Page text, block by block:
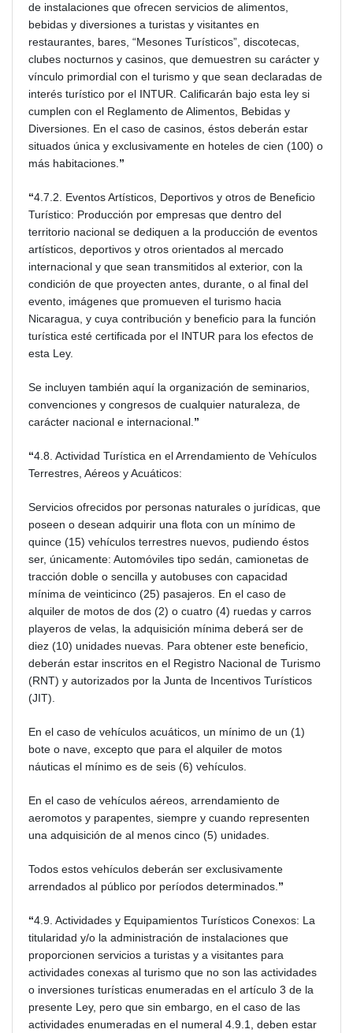
de instalaciones que ofrecen servicios de alimentos,
bebidas y diversiones a turistas y visitantes en
restaurantes, bares, “Mesones Turísticos”, discotecas,
clubes nocturnos y casinos, que demuestren su carácter y
vínculo primordial con el turismo y que sean declaradas de
interés turístico por el INTUR. Calificarán bajo esta ley si
cumplen con el Reglamento de Alimentos, Bebidas y
Diversiones. En el caso de casinos, éstos deberán estar
situados única y exclusivamente en hoteles de cien (100) o
más habitaciones. ”
“4.7.2. Eventos Artísticos, Deportivos y otros de Beneficio
Turístico: Producción por empresas que dentro del
territorio nacional se dediquen a la producción de eventos
artísticos, deportivos y otros orientados al mercado
internacional y que sean transmitidos al exterior, con la
condición de que proyecten antes, durante, o al final del
evento, imágenes que promueven el turismo hacia
Nicaragua, y cuya contribución y beneficio para la función
turística esté certificada por el INTUR para los efectos de
esta Ley.
Se incluyen también aquí la organización de seminarios,
convenciones y congresos de cualquier naturaleza, de
carácter nacional e internacional. ”
“4.8. Actividad Turística en el Arrendamiento de Vehículos
Terrestres, Aéreos y Acuáticos:
Servicios ofrecidos por personas naturales o jurídicas, que
poseen o desean adquirir una flota con un mínimo de
quince (15) vehículos terrestres nuevos, pudiendo éstos
ser, únicamente: Automóviles tipo sedán, camionetas de
tracción doble o sencilla y autobuses con capacidad
mínima de veinticinco (25) pasajeros. En el caso de
alquiler de motos de dos (2) o cuatro (4) ruedas y carros
playeros de velas, la adquisición mínima deberá ser de
diez (10) unidades nuevas. Para obtener este beneficio,
deberán estar inscritos en el Registro Nacional de Turismo
(RNT) y autorizados por la Junta de Incentivos Turísticos
(JIT).
En el caso de vehículos acuáticos, un mínimo de un (1)
bote o nave, excepto que para el alquiler de motos
náuticas el mínimo es de seis (6) vehículos.
En el caso de vehículos aéreos, arrendamiento de
aeromotos y parapentes, siempre y cuando representen
una adquisición de al menos cinco (5) unidades.
Todos estos vehículos deberán ser exclusivamente
arrendados al público por períodos determinados. ”
“4.9. Actividades y Equipamientos Turísticos Conexos: La
titularidad y/o la administración de instalaciones que
proporcionen servicios a turistas y a visitantes para
actividades conexas al turismo que no son las actividades
o inversiones turísticas enumeradas en el artículo 3 de la
presente Ley, pero que sin embargo, en el caso de las
actividades enumeradas en el numeral 4.9.1, deben estar